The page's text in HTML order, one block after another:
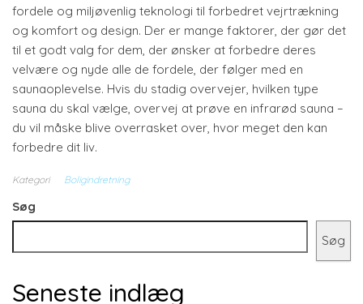
fordele og miljøvenlig teknologi til forbedret vejrtrækning
og komfort og design. Der er mange faktorer, der gør det
til et godt valg for dem, der ønsker at forbedre deres
velvære og nyde alle de fordele, der følger med en
saunaoplevelse. Hvis du stadig overvejer, hvilken type
sauna du skal vælge, overvej at prøve en infrarød sauna –
du vil måske blive overrasket over, hvor meget den kan
forbedre dit liv.
Kategori Boligindretning
Søg
Søg
Seneste indlæg